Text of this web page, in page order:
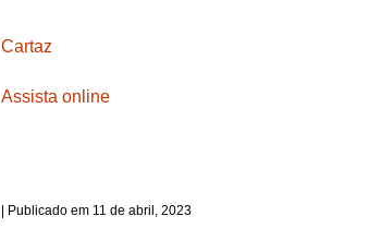
Cartaz
Assista online
11 de abril, 2023